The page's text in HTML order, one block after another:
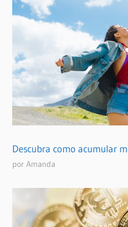
Descubra como acumular
por Amanda